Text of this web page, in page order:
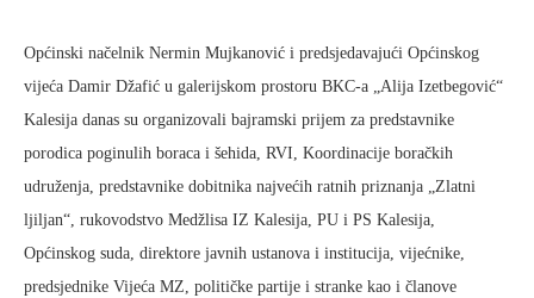
Općinski načelnik Nermin Mujkanović i predsjedavajući Općinskog
vijeća Damir Džafić u galerijskom prostoru BKC-a „Alija Izetbegović“
Kalesija danas su organizovali bajramski prijem za predstavnike
porodica poginulih boraca i šehida, RVI, Koordinacije boračkih
udruženja, predstavnike dobitnika najvećih ratnih priznanja „Zlatni
ljiljan“, rukovodstvo Medžlisa IZ Kalesija, PU i PS Kalesija,
Općinskog suda, direktore javnih ustanova i institucija, vijećnike,
predsjednike Vijeća MZ, političke partije i stranke kao i članove